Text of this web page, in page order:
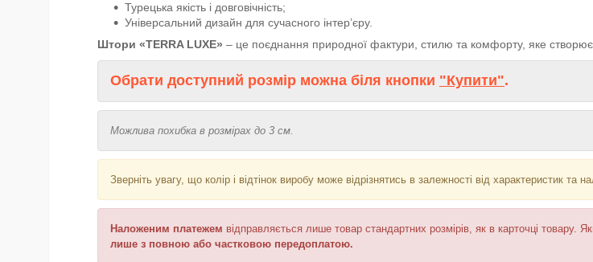
Турецька якість і довговічність;
Універсальний дизайн для сучасного інтер’єру.
Штори «TERRA LUXE» – це поєднання природної фактури, стилю та комфорту, яке
Обрати доступний розмір можна біля кнопки "Купити".
Можлива похибка в розмірах до 3 см.
Зверніть увагу, що колір і відтінок виробу може відрізнятись в залежності від характеристик та
Наложеним платежем відправляється лише товар стандартних розмірів, як в карточці товару.
лише з повною або частковою передоплатою.